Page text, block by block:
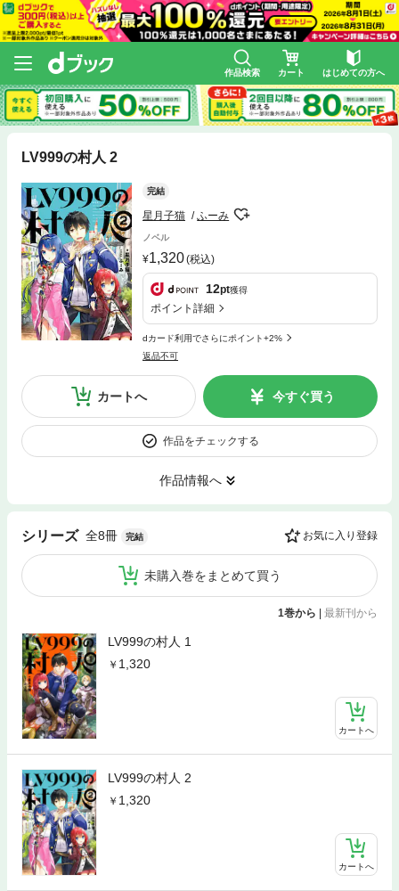
作品検索 カート はじめての方へ
LV999の村人 2
完結
星月子猫 ふーみ
ノベル
1,320(税込)
12pt獲得
ポイント詳細
dカード利用でさらにポイント+2%
返品不可
カートへ 今すぐ買う
作品をチェックする
作品情報へ
シリーズ 全8冊 完結 お気に入り登録
未購入巻をまとめて買う
1巻から 最新刊から
LV999の村人 1
1,320
カートへ
LV999の村人 2
1,320
カートへ